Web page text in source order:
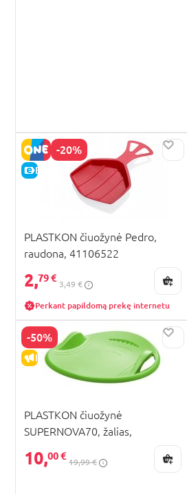
-20%
E-KAINA
PLASTKON čiuožynė Pedro,
raudona, 41106522
2,79 €
3,49 €
Perkant papildomą prekę internetu
-50%
IŠPARDAVIMAS
PLASTKON čiuožynė
SUPERNOVA70, žalias,
10,00 €
19,99 €